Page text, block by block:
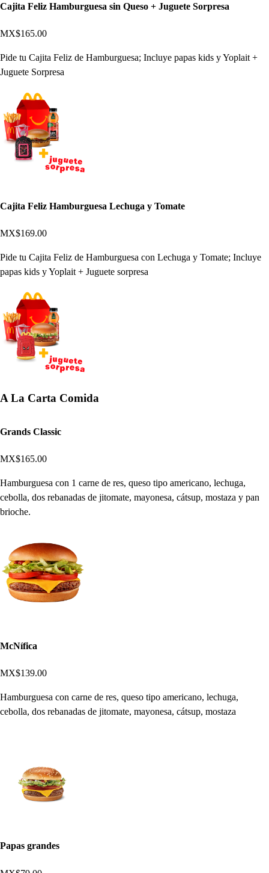
Cajita Feliz Hamburguesa sin Queso + Juguete Sorpresa
MX$165.00
Pide tu Cajita Feliz de Hamburguesa; Incluye papas kids y Yoplait +
Juguete Sorpresa
Cajita Feliz Hamburguesa Lechuga y Tomate
MX$169.00
Pide tu Cajita Feliz de Hamburguesa con Lechuga y Tomate; Incluye
papas kids y Yoplait + Juguete sorpresa
A La Carta Comida
Grands Classic
MX$165.00
Hamburguesa con 1 carne de res, queso tipo americano, lechuga,
cebolla, dos rebanadas de jitomate, mayonesa, cátsup, mostaza y pan
brioche.
McNífica
MX$139.00
Hamburguesa con carne de res, queso tipo americano, lechuga,
cebolla, dos rebanadas de jitomate, mayonesa, cátsup, mostaza
Papas grandes